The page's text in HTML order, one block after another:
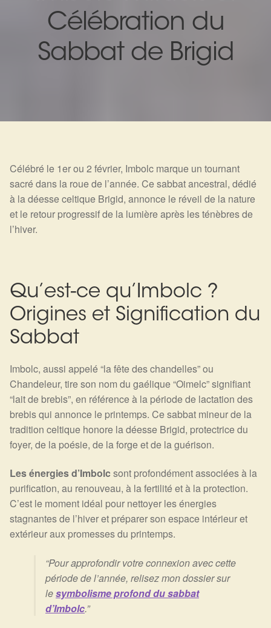
Nouveautés
Colliers
Pendentifs
Pierres
Harmonisation de l’être
Harmonisation des lieux
Sels de bain
Encens
Déco
Cadeaux de naissance
Ésotérisme : les pratiques spirituelles du monde invisible
Magie: Le Savoir des Sorcières
Protection énergétique : Trouvez votre bouclier
Célébration du
Sabbat de Brigid
Célébré le 1er ou 2 février, Imbolc marque un tournant
sacré dans la roue de l’année. Ce sabbat ancestral, dédié
à la déesse celtique Brigid, annonce le réveil de la nature
et le retour progressif de la lumière après les ténèbres de
l’hiver.
Qu’est-ce qu’Imbolc ?
Origines et Signification du
Sabbat
Imbolc, aussi appelé “la fête des chandelles” ou
Chandeleur, tire son nom du gaélique “Oimelc” signifiant
“lait de brebis”, en référence à la période de lactation des
brebis qui annonce le printemps. Ce sabbat mineur de la
tradition celtique honore la déesse Brigid, protectrice du
foyer, de la poésie, de la forge et de la guérison.
Les énergies d’Imbolc sont profondément associées à la
purification, au renouveau, à la fertilité et à la protection.
C’est le moment idéal pour nettoyer les énergies
stagnantes de l’hiver et préparer son espace intérieur et
extérieur aux promesses du printemps.
“Pour approfondir votre connexion avec cette
période de l’année, relisez mon dossier sur
lesymbolisme profond du sabbat
d’Imbolc.”